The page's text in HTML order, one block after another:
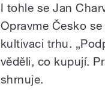
I tohle se Jan
Opravme Česko
kultivaci trhu.
věděli, co kupují.
shrnuje.